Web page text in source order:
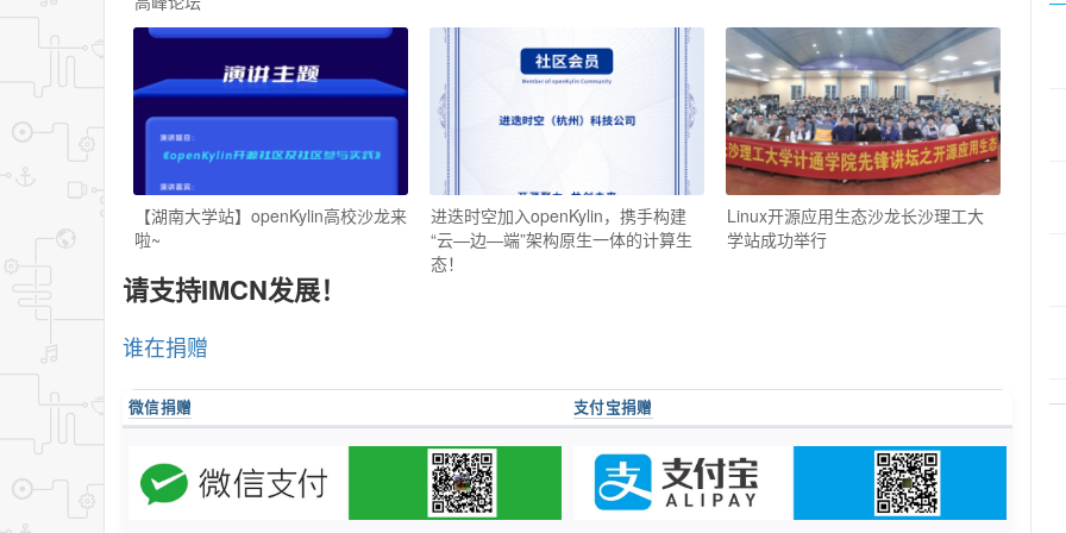
【湖南大学站】openKylin高校沙龙来
啦~
进迭时空加入openKylin，携手构建
“云—边—端”架构原生一体的计算生
态！
Linux开源应用生态沙龙长沙理工大
学站成功举行
请支持IMCN发展！
谁在捐赠
微信捐赠 支付宝捐赠